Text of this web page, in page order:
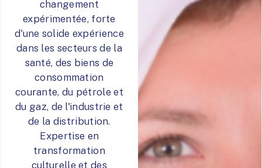
changement
expérimentée, forte
d'une solide expérience
dans les secteurs de la
santé, des biens de
consommation
courante, du pétrole et
du gaz, de l'industrie et
de la distribution.
Expertise en
transformation
culturelle et des